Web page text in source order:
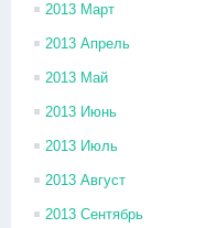
2013 Март
2013 Апрель
2013 Май
2013 Июнь
2013 Июль
2013 Август
2013 Сентябрь